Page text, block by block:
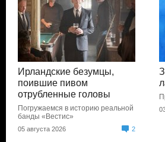
Ирландские безумцы,
поившие пивом
отрубленные головы
Погружаемся в историю реальной
банды «Вестис»
05 августа 2026 2